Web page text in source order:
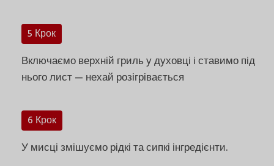
5 Крок
Включаємо верхній гриль у духовці і ставимо під
нього лист — нехай розігрівається
6 Крок
У мисці змішуємо рідкі та сипкі інгредієнти.